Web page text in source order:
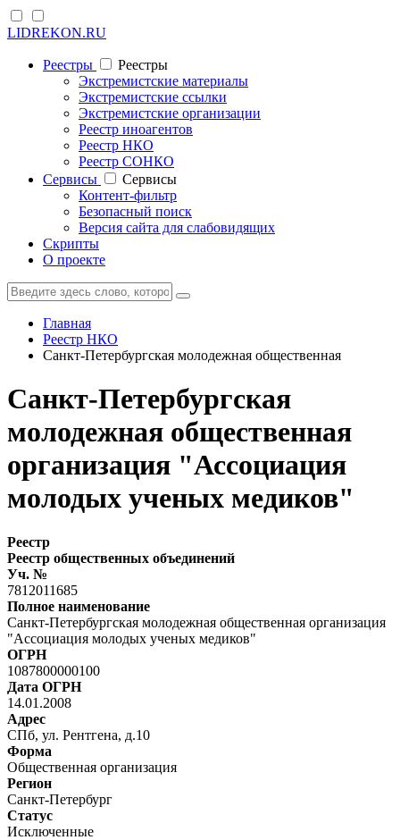
LIDREKON.RU
Реестры
Реестры
Экстремистские материалы
Экстремистские ссылки
Экстремистские организации
Реестр иноагентов
Реестр НКО
Реестр СОНКО
Cервисы
Cервисы
Контент-фильтр
Безопасный поиск
Версия сайта для слабовидящих
Скрипты
О проекте
Главная
Реестр НКО
Санкт-Петербургская молодежная общественная
Санкт-Петербургская
молодежная общественная
организация "Ассоциация
молодых ученых медиков"
Реестр
Реестр общественных объединений
Уч. №
7812011685
Полное наименование
Санкт-Петербургская молодежная общественная организация
"Ассоциация молодых ученых медиков"
ОГРН
1087800000100
Дата ОГРН
14.01.2008
Адрес
СПб, ул. Рентгена, д.10
Форма
Общественная организация
Регион
Санкт-Петербург
Статус
Исключенные